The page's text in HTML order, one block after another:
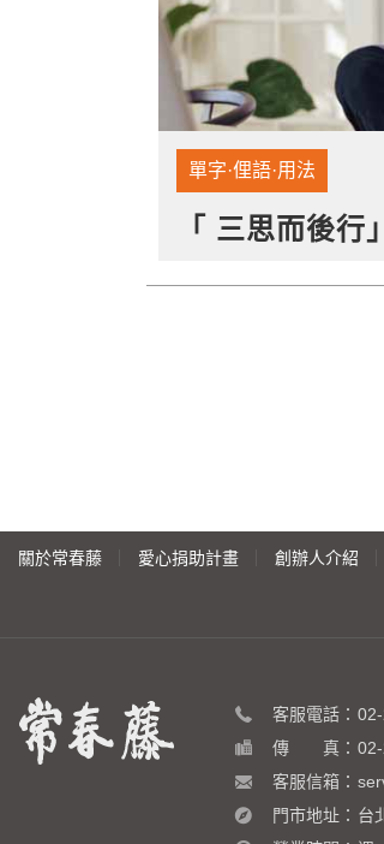
單字·俚語·用法
「 三思而後行
關於常春藤 愛心捐助計畫 創辦人介紹
客服電話：
傳 真：
客服信箱：
門市地址： 台